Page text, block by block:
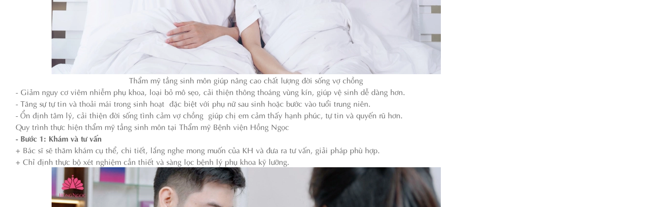
Thẩm mỹ tầng sinh môn giúp nâng cao chất lượng đời sống vợ chồng
- Giảm nguy cơ viêm nhiễm phụ khoa, loại bỏ mô sẹo, cải thiện thông thoáng vùng kín, giúp vệ sinh dễ dàng hơn.
- Tăng sự tự tin và thoải mái trong sinh hoạt đặc biệt với phụ nữ sau sinh hoặc bước vào tuổi trung niên.
- Ổn định tâm lý, cải thiện đời sống tình cảm vợ chồng giúp chị em cảm thấy hạnh phúc, tự tin và quyến rũ hơn.
Quy trình thực hiện thẩm mỹ tầng sinh môn tại Thẩm mỹ Bệnh viện Hồng Ngọc
- Bước 1: Khám và tư vấn
+ Bác sĩ sẽ thăm khám cụ thể, chi tiết, lắng nghe mong muốn của KH và đưa ra tư vấn, giải pháp phù hợp.
+ Chỉ định thực bộ xét nghiệm cần thiết và sàng lọc bệnh lý phụ khoa kỹ lưỡng.